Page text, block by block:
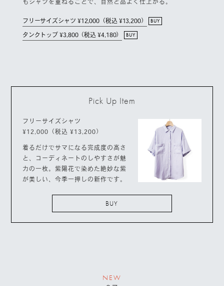
もシャツを重ねることで、自然と品よく仕上がる。
フリーサイズシャツ ¥12,000（税込 ¥13,200） BUY
タンクトップ ¥3,800（税込 ¥4,180） BUY
Pick Up Item
フリーサイズシャツ
¥12,000（税込 ¥13,200）
着るだけでサマになる完成度の高さ
と、コーディネートのしやすさが魅
力の一枚。紫陽花で染めた絶妙な紫
が美しい、今季一押しの新作です。
BUY
NEW